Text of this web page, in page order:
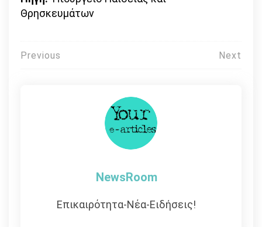
Θρησκευμάτων
Πλοήγηση
Previous Next
NewsRoom
Επικαιρότητα-Νέα-Ειδήσεις!